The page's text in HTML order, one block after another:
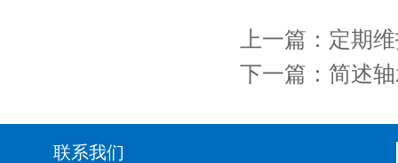
上一篇： 定期
下一篇： 简述
联系我们